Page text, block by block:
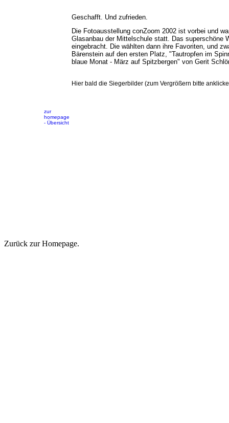
Geschafft. Und zufrieden.
Die Fotoausstellung conZoom 2002 ist vorbei und
Glasanbau der Mittelschule statt. Das superschöne
eingebracht. Die wählten dann ihre Favoriten, und
Bärenstein auf den ersten Platz, "Tautropfen im
blaue Monat - März auf Spitzbergen" von Gerit
Hier bald die Siegerbilder (zum Vergrößern bitte
zur
homepage
- Übersicht
Zurück zur Homepage.